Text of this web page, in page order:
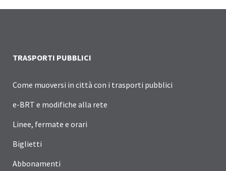
TRASPORTI PUBBLICI
Come muoversi in città con i trasporti pubblici
e-BRT e modifiche alla rete
Linee, fermate e orari
Biglietti
Abbonamenti